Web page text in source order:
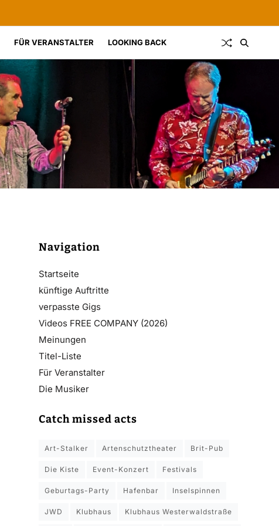
FÜR VERANSTALTER LOOKING BACK
Navigation
Startseite
künftige Auftritte
verpasste Gigs
Videos FREE COMPANY (2026)
Meinungen
Titel-Liste
Für Veranstalter
Die Musiker
Catch missed acts
Art-Stalker Artenschutztheater Brit-Pub
Die Kiste Event-Konzert Festivals
Geburtags-Party Hafenbar Inselspinnen
JWD Klubhaus Klubhaus Westerwaldstraße